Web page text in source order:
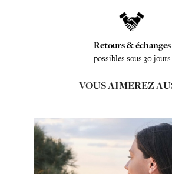
Retours & échanges
possibles sous 30 jours
VOUS AIMEREZ